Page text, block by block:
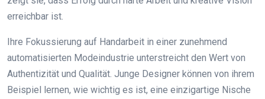
erreichbar ist.
Ihre Fokussierung auf Handarbeit in einer zunehmend
automatisierten Modeindustrie unterstreicht den Wert von
Authentizität und Qualität. Junge Designer können von ihrem
Beispiel lernen, wie wichtig es ist, eine einzigartige Nische